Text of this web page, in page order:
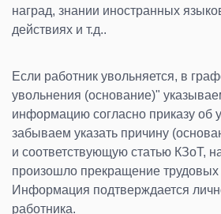
наград, знании иностранных
действиях и т.д..
Если работник увольняется, в
увольнения (основание)"
информацию согласно приказу об
забываем указать причину
и соответствующую статью КЗоТ,
произошло прекращение
Информация подтверждается
работника.